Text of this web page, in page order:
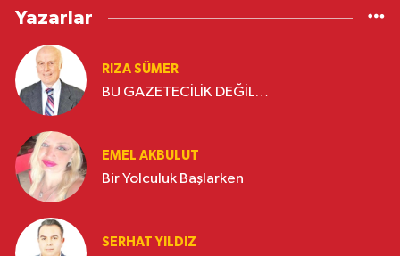
Yazarlar
RIZA SÜMER
BU GAZETECİLİK DEĞİL…
EMEL AKBULUT
Bir Yolculuk Başlarken
SERHAT YILDIZ